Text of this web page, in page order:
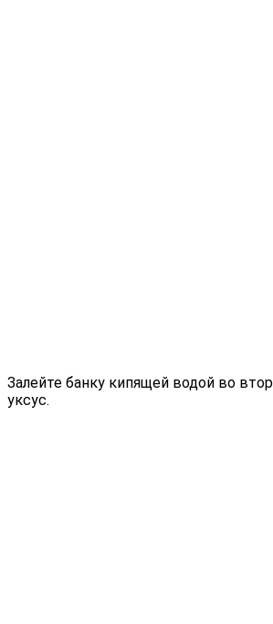
Залейте банку кипящей водой во
уксус.